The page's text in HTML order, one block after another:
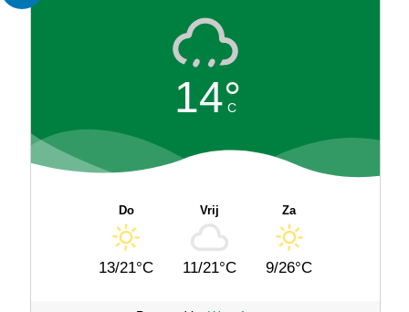
14°
C
Do
13/21°C
Vrij
11/21°C
Za
9/26°C